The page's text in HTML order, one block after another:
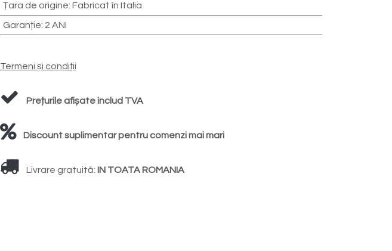
Țara de origine: Fabricat în Italia
Garanție: 2 ANI
Termeni și condiții
Prețurile afișate includ TVA
Discount suplimentar pentru comenzi mai mari
Livrare gratuită: IN TOATA ROMANIA